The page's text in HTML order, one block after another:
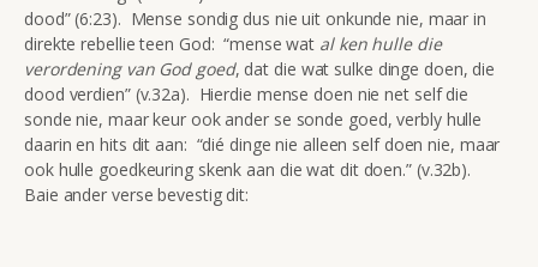
dood” (6:23). Mense sondig dus nie uit onkunde nie, maar in
direkte rebellie teen God: “mense wat al ken hulle die
verordening van God goed, dat die wat sulke dinge doen, die
dood verdien” (v.32a). Hierdie mense doen nie net self die
sonde nie, maar keur ook ander se sonde goed, verbly hulle
daarin en hits dit aan: “dié dinge nie alleen self doen nie, maar
ook hulle goedkeuring skenk aan die wat dit doen.” (v.32b).
Baie ander verse bevestig dit: